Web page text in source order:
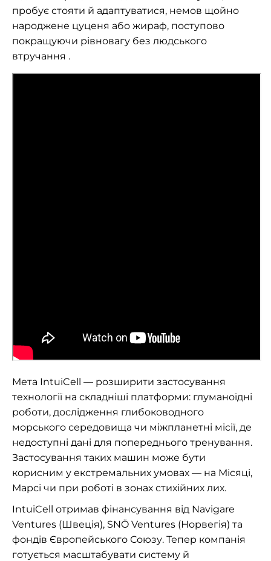
пробує стояти й адаптуватися, немов щойно
народжене цуценя або жираф, поступово
покращуючи рівновагу без людського
втручання .
Мета IntuiCell — розширити застосування
технології на складніші платформи: глуманоїдні
роботи, дослідження глибоководного
морського середовища чи міжпланетні місії, де
недоступні дані для попереднього тренування.
Застосування таких машин може бути
корисним у екстремальних умовах — на Місяці,
Марсі чи при роботі в зонах стихійних лих.
IntuiCell отримав фінансування від Navigare
Ventures (Швеція), SNÖ Ventures (Норвегія) та
фондів Європейського Союзу. Тепер компанія
готується масштабувати систему й